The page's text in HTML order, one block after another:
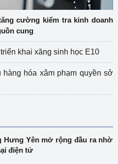
cường kiểm tra kinh doanh
cung
khai xăng sinh học E10
hàng hóa xâm phạm quyền sở
Hưng Yên mở rộng đầu ra nhờ
điện tử